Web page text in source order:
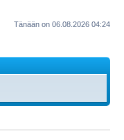
Tänään on 06.08.2026 04:24